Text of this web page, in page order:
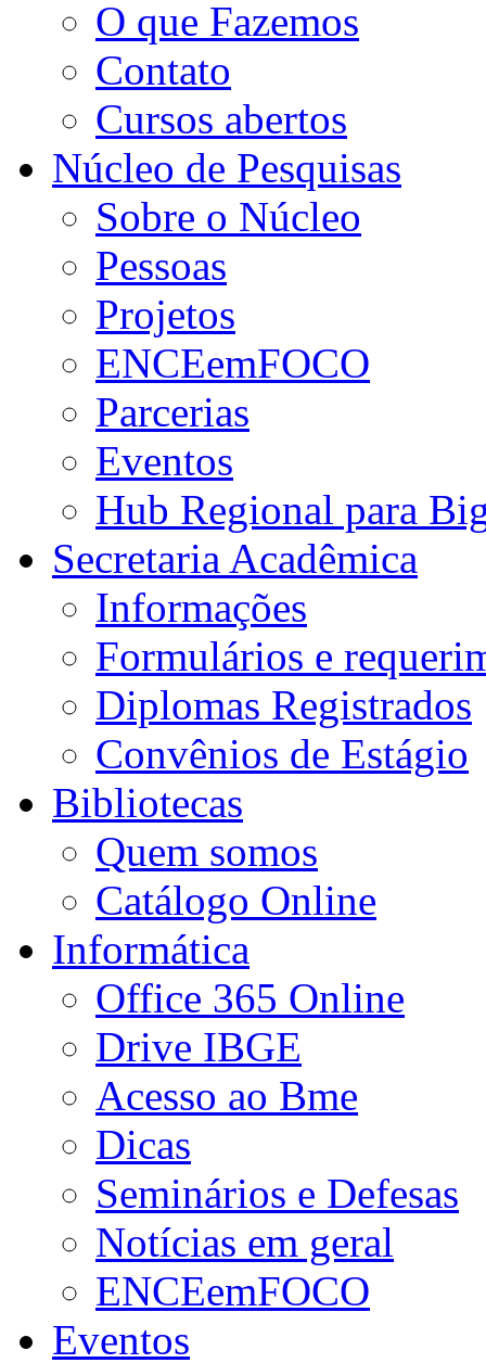
O que Fazemos
Contato
Cursos abertos
Núcleo de Pesquisas
Sobre o Núcleo
Pessoas
Projetos
ENCEemFOCO
Parcerias
Eventos
Hub Regional para
Secretaria Acadêmica
Informações
Formulários e
Diplomas Registrados
Convênios de Estágio
Bibliotecas
Quem somos
Catálogo Online
Informática
Office 365 Online
Drive IBGE
Acesso ao Bme
Dicas
Seminários e Defesas
Notícias em geral
ENCEemFOCO
Eventos